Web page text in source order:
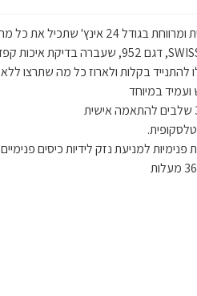
פנימיות למניעת נזק לידיות כיסים פנימיים